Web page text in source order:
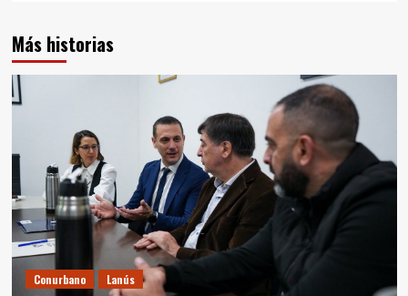
Más historias
Conurbano Lanús